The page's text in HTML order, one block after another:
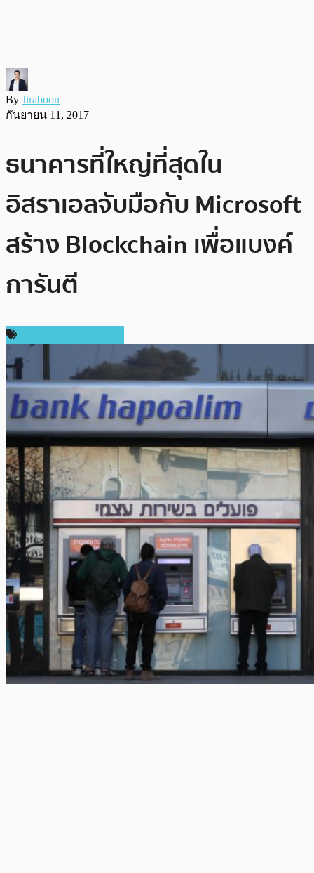
By Jiraboon
กันยายน 11, 2017
ธนาคารที่ใหญ่ที่สุดใน
อิสราเอลจับมือกับ Microsoft
สร้าง Blockchain เพื่อแบงค์
การันตี